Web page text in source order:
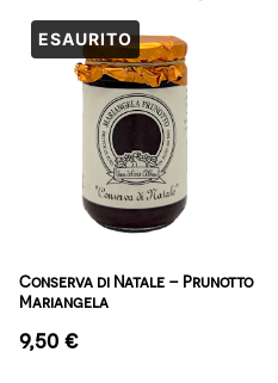
Conserva di Natale – Prunotto
Mariangela
9,50 €